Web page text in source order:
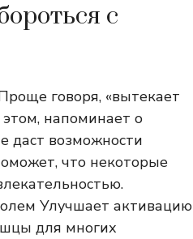
с
говоря, «вытекает
напоминает о
даст возможности
что некоторые
Улучшает активацию
для многих